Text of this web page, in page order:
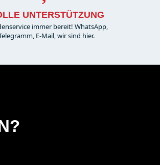
UNTERSTÜTZUNG
immer bereit! WhatsApp,
E-Mail, wir sind hier.